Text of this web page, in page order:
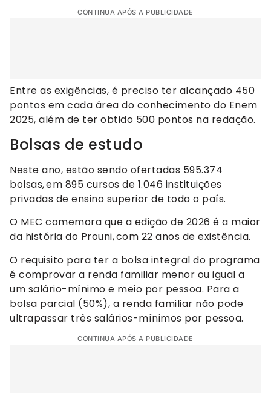
CONTINUA APÓS A PUBLICIDADE
Entre as exigências, é preciso ter alcançado 450
pontos em cada área do conhecimento do Enem
2025, além de ter obtido 500 pontos na redação.
Bolsas de estudo
Neste ano, estão sendo ofertadas 595.374
bolsas, em 895 cursos de 1.046 instituições
privadas de ensino superior de todo o país.
O MEC comemora que a edição de 2026 é a maior
da história do Prouni, com 22 anos de existência.
O requisito para ter a bolsa integral do programa
é comprovar a renda familiar menor ou igual a
um salário-mínimo e meio por pessoa. Para a
bolsa parcial (50%), a renda familiar não pode
ultrapassar três salários-mínimos por pessoa.
CONTINUA APÓS A PUBLICIDADE